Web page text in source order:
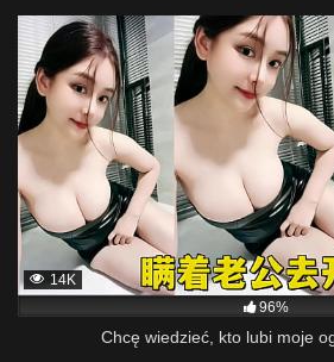
14K
96%
Chcę wiedzieć, kto lubi moje